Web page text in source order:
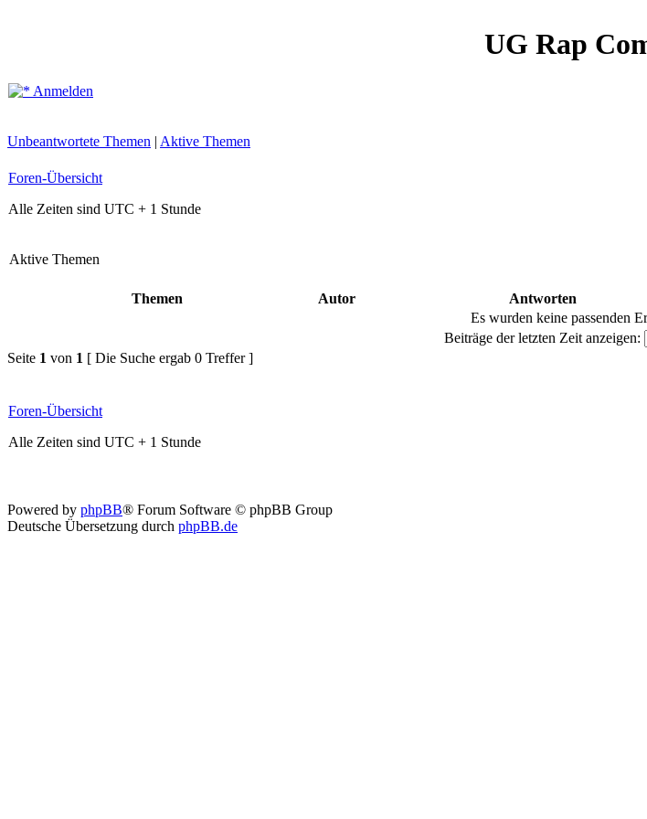
UG Rap
Anmelden
Unbeantwortete Themen | Aktive Themen
Foren-Übersicht
Alle Zeiten sind UTC + 1 Stunde
Aktive Themen
Themen Autor Antworten
Es wurden keine passenden
Beiträge der letzten Zeit anzeigen:
Seite 1 von 1 [ Die Suche ergab 0 Treffer ]
Foren-Übersicht
Alle Zeiten sind UTC + 1 Stunde
Powered by phpBB® Forum Software © phpBB Group
Deutsche Übersetzung durch phpBB.de